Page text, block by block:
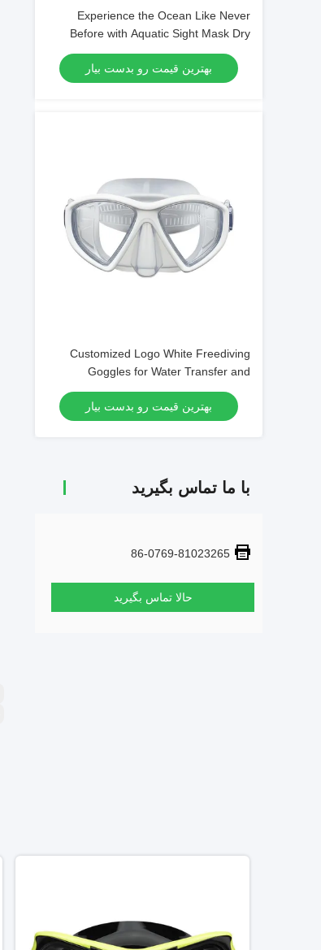
Experience the Ocean Like Never
Before with Aquatic Sight Mask Dry
Snorkel and Single Lens Mask
بهترین قیمت رو بدست بیار
Customized Logo White Freediving
Goggles for Water Transfer and
Swimming
بهترین قیمت رو بدست بیار
با ما تماس بگیرید
86-0769-81023265
حالا تماس بگیرید